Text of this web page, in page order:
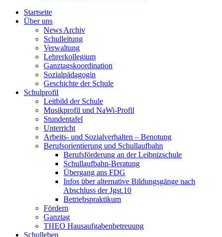
Startseite
Über uns
News Archiv
Schulleitung
Verwaltung
Lehrerkollegium
Ganztagskoordination
Sozialpädagogin
Geschichte der Schule
Schulprofil
Leitbild der Schule
Musikprofil und NaWi-Profil
Stundentafel
Unterricht
Arbeits- und Sozialverhalten – Benotung
Berufsorientierung und Schullaufbahn
Berufsförderung an der Leibnizschule
Schullaufbahn-Beratung
Übergang ans FDG
Infos über alternative Bildungsgänge nach
Abschluss der Jgst.10
Betriebspraktikum
Fördern
Ganztag
THEO Hausaufgabenbetreuung
Schulleben